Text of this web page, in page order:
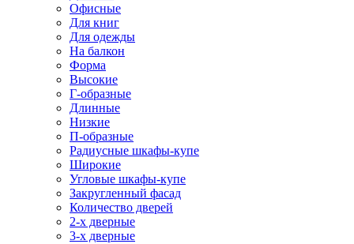
Офисные
Для книг
Для одежды
На балкон
Форма
Высокие
Г-образные
Длинные
Низкие
П-образные
Радиусные шкафы-купе
Широкие
Угловые шкафы-купе
Закругленный фасад
Количество дверей
2-х дверные
3-х дверные